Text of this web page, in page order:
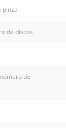
pinza
de discos
de